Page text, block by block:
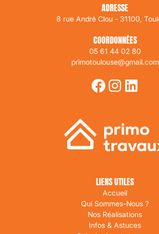
ADRESSE
8 rue André Clou - 31100,
COORDONNÉES
05 61 44 02 80
primotoulouse@gmail.com
LIENS UTILES
Accueil
Qui Sommes-Nous ?
Nos Réalisations
Infos & Astuces